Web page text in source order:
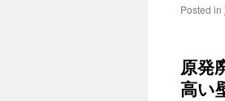
Posted in
原発
高い